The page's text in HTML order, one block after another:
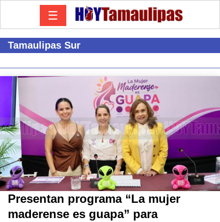
☰
Tamaulipas Sur
Presentan programa “La mujer
maderense es guapa” para